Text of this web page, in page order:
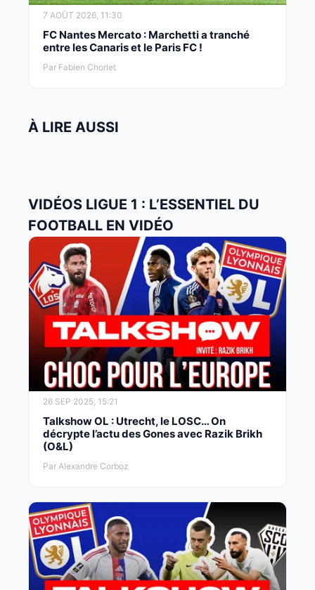
7 AOÛT 2026, 11:30
FC Nantes Mercato : Marchetti a tranché
entre les Canaris et le Paris FC !
Par Fabien Chorlet
À LIRE AUSSI
VIDÉOS LIGUE 1 : L’ESSENTIEL DU
FOOTBALL EN VIDÉO
26 SEP 2025, 15:21
Talkshow OL : Utrecht, le LOSC… On
décrypte l’actu des Gones avec Razik Brikh
(O&L)
Par Alexandre Corboz